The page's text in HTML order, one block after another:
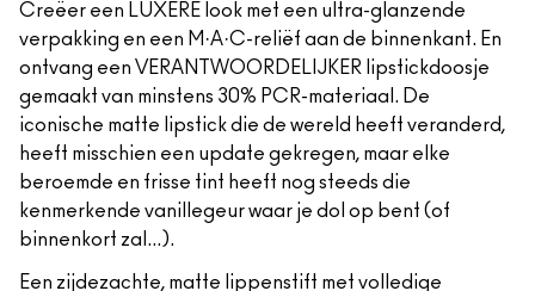
Creëer een LUXERE look met een ultra-glanzende
verpakking en een M·A·C-reliëf aan de binnenkant. En
ontvang een VERANTWOORDELIJKER lipstickdoosje
gemaakt van minstens 30% PCR-materiaal. De
iconische matte lipstick die de wereld heeft veranderd,
heeft misschien een update gekregen, maar elke
beroemde en frisse tint heeft nog steeds die
kenmerkende vanillegeur waar je dol op bent (of
binnenkort zal...).
Een zijdezachte, matte lippenstift met volledige